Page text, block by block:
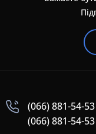
(066) 881-54-53
(066) 881-54-53